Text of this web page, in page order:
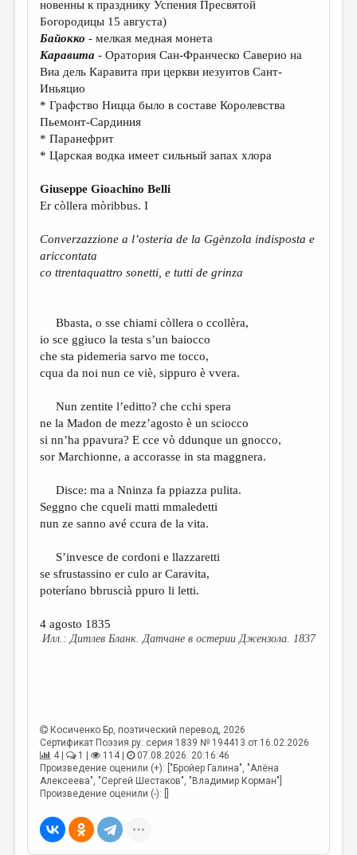
ЦИКЛЫ ПУБЛИКАЦИЙ
ТРЕДИАКОВСКИЙ
МЕДИА
ВКОНТАКТЕ
новенны к празднику Успения Пресвятой
Богородицы 15 августа)
Байокко - мелкая медная монета
Каравита - Оратория Сан-Франческо Саверио на
Виа дель Каравита при церкви иезуитов Сант-
Иньяцио
* Графство Ницца было в составе Королевства
Пьемонт-Сардиния
* Паранефрит
* Царская водка имеет сильный запах хлора
Giuseppe Gioachino Belli
Er còllera mòribbus. I
Converzazzione a l’osteria de la Ggènzola indisposta e
ariccontata
co ttrentaquattro sonetti, e tutti de grinza
Bbasta, o sse chiami còllera o ccollèra,
io sce ggiuco la testa s’un baiocco
che sta pidemeria sarvo me tocco,
cqua da noi nun ce viè, sippuro è vvera.
Nun zentite l’editto? che cchi spera
ne la Madon de mezz’agosto è un sciocco
si nn’ha ppavura? E cce vò ddunque un gnocco,
sor Marchionne, a accorasse in sta maggnera.
Disce: ma a Nninza fa ppiazza pulita.
Seggno che cqueli matti mmaledetti
nun ze sanno avé ccura de la vita.
S’invesce de cordoni e llazzaretti
se sfrustassino er culo ar Caravita,
poteríano bbruscià ppuro li letti.
4 agosto 1835
Дитлев Бланк. Датчане в остерии Джензола. 1837
Косиченко Бр, поэтический перевод, 2026
Сертификат Поэзия.ру: серия 1839 № 194413 от 16.02.2026
4 |
1 | 114 |
07.08.2026. 20:16:46
Произведение оценили (+): ["Бройер Галина", "Алёна
Алексеева", "Сергей Шестаков", "Владимир Корман"]
Произведение оценили (-): []